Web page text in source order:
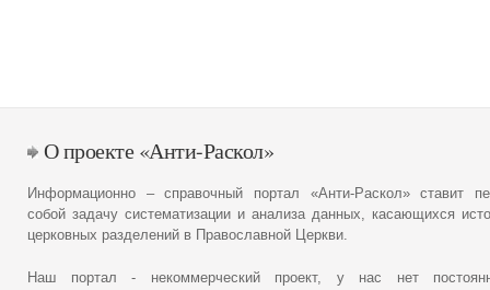
О проекте «Анти-Раскол»
Информационно – справочный портал «Анти-Раскол» ставит
собой задачу систематизации и анализа данных, касающихся
церковных разделений в Православной Церкви.
Наш портал - некоммерческий проект, у нас нет